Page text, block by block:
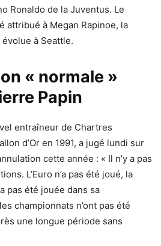
Ronaldo de la Juventus. Le
attribué à Megan Rapinoe, la
à Seattle.
« normale »
Papin
entraîneur de Chartres
d’Or en 1991, a jugé lundi sur
cette année : « Il n’y a pas
L’Euro n’a pas été joué, la
pas été jouée dans sa
championnats n’ont pas été
une longue période sans